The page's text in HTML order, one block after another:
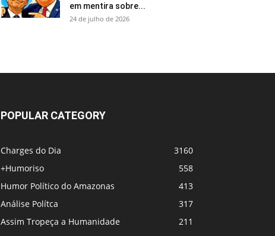
em mentira sobre...
24 de julho de 2026
POPULAR CATEGORY
Charges do Dia
3160
+Humoriso
558
Humor Político do Amazonas
413
Análise Polítca
317
Assim Tropeça a Humanidade
211